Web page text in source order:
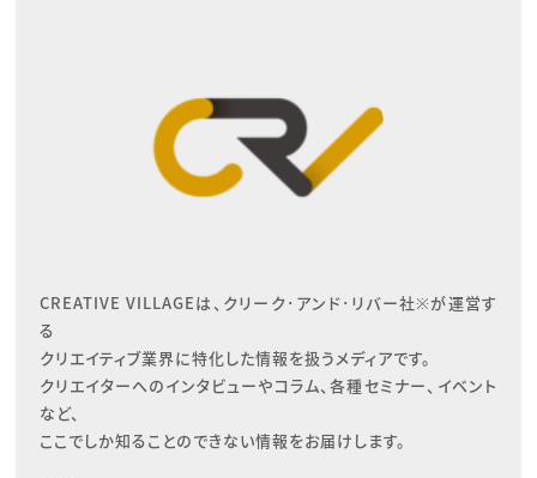
CREATIVE VILLAGEは、クリーク･アンド･リバー社※が運営す
る
クリエイティブ業界に特化した情報を扱うメディアです。
クリエイターへのインタビューやコラム、各種セミナー、イベント
など、
ここでしか知ることのできない情報をお届けします。